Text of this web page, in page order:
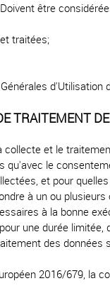
être
traitées;
d'Utilisation
TRAITEMENT
et le
le
et pour
à un ou
à la bonne
une durée
des
2016/679, la